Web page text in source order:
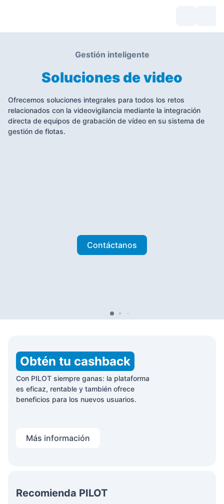
Gestión inteligente
Soluciones de video
Ofrecemos soluciones integrales para todos los retos
relacionados con la videovigilancia mediante la integración
directa de equipos de grabación de vídeo en su sistema de
gestión de flotas.
Contáctanos
Obtén tu cashback
Con PILOT siempre ganas: la plataforma
es eficaz, rentable y también ofrece
beneficios para los nuevos usuarios.
Más información
Recomienda PILOT